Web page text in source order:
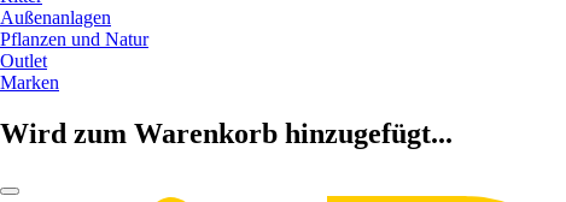
Außenanlagen
Pflanzen und Natur
Outlet
Marken
Wird zum Warenkorb hinzugefügt...